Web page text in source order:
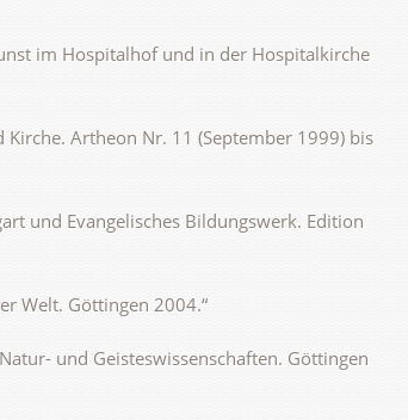
im Hospitalhof und in der Hospitalkirche
Artheon Nr. 11 (September 1999) bis
und Evangelisches Bildungswerk. Edition
Welt. Göttingen 2004.“
und Geisteswissenschaften. Göttingen